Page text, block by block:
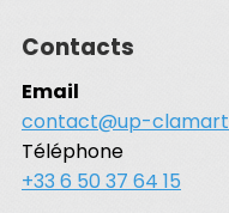
Contacts
Email
contact@up-
Téléphone
+33 6 50 37 64 15